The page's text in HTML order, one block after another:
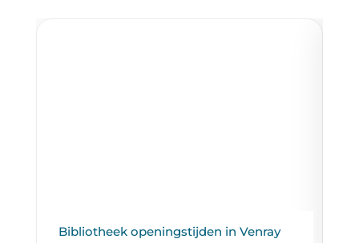
Bibliotheek openingstijden in Venray